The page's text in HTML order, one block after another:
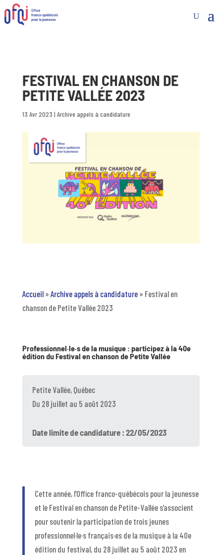
FESTIVAL EN CHANSON DE
PETITE VALLÉE 2023
13 Avr 2023 | Archive appels à candidature
Accueil» Archive appels à candidature» Festival en
chanson de Petite Vallée 2023
Professionnel·le·s de la musique : participez à la 40e
édition du Festival en chanson de Petite Vallée
Petite Vallée, Québec
Du 28 juillet au 5 août 2023
Date limite de candidature : 22/05/2023
Cette année, l’Office franco-québécois pour la jeunesse
et le Festival en chanson de Petite-Vallée s’associent
pour soutenir la participation de trois jeunes
professionnel·le·s français·es de la musique à la 40e
édition du festival, du 28 juillet au 5 août 2023 en